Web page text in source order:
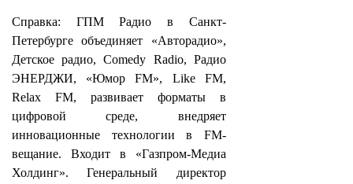
Справка: ГПМ Радио в Санкт-
Петербурге объединяет «Авторадио»,
Детское радио, Comedy Radio, Радио
ЭНЕРДЖИ, «Юмор FM», Like FM,
Relax FM, развивает форматы в
цифровой среде, внедряет
инновационные технологии в FM-
вещание. Входит в «Газпром-Медиа
Холдинг». Генеральный директор